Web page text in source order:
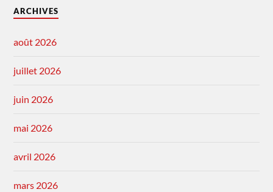
ARCHIVES
août 2026
juillet 2026
juin 2026
mai 2026
avril 2026
mars 2026